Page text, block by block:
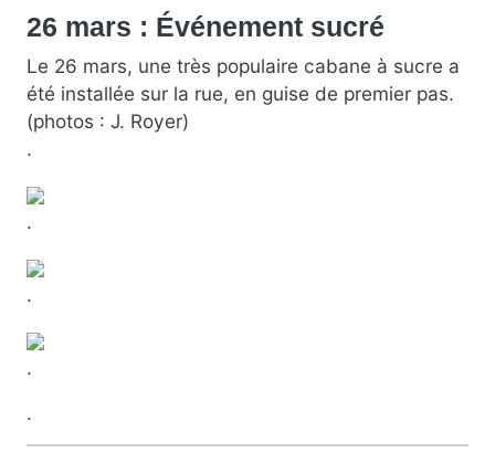
26 mars : Événement sucré
Le 26 mars, une très populaire cabane à sucre a
été installée sur la rue, en guise de premier pas.
(photos : J. Royer)
.
.
.
.
.